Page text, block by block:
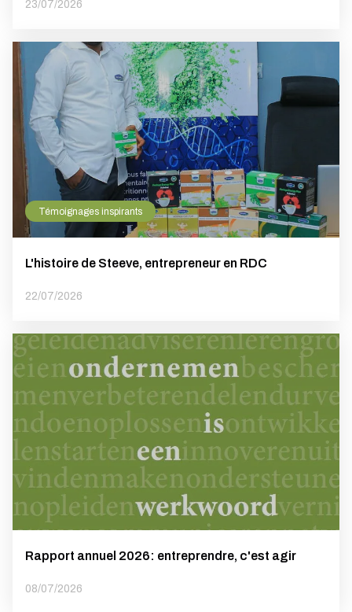
23/07/2026
Témoignages inspirants
L'histoire de Steeve, entrepreneur en RDC
22/07/2026
Rapport annuel 2026: entreprendre, c'est agir
08/07/2026